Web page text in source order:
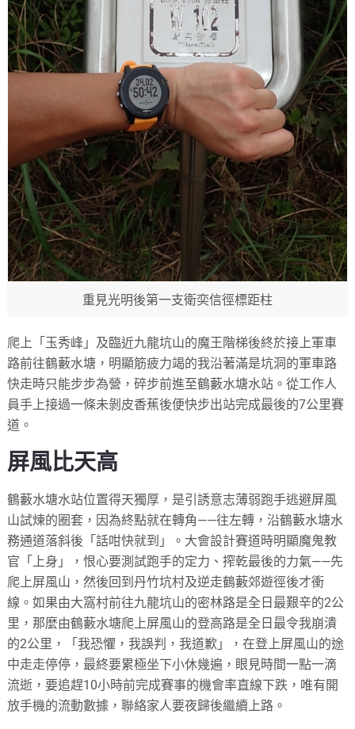
重見光明後第一支衛奕信徑標距柱
爬上「玉秀峰」及臨近九龍坑山的魔王階梯後終於接上軍車
路前往鶴藪水塘，明顯筋疲力竭的我沿著滿是坑洞的軍車路
快走時只能步步為營，碎步前進至鶴藪水塘水站。從工作人
員手上接過一條未剝皮香蕉後便快步出站完成最後的7公里賽
道。
屏風比天高
鶴藪水塘水站位置得天獨厚，是引誘意志薄弱跑手逃避屏風
山試煉的圈套，因為終點就在轉角——往左轉，沿鶴藪水塘水
務通道落斜後「話咁快就到」。大會設計賽道時明顯魔鬼教
官「上身」，恨心要測試跑手的定力、搾乾最後的力氣——先
爬上屏風山，然後回到丹竹坑村及逆走鶴藪郊遊徑後才衝
線。如果由大窩村前往九龍坑山的密林路是全日最艱辛的2公
里，那麼由鶴藪水塘爬上屏風山的登高路是全日最令我崩潰
的2公里，「我恐懼，我誤判，我道歉」，在登上屏風山的途
中走走停停，最終要累極坐下小休幾遍，眼見時間一點一滴
流逝，要追趕10小時前完成賽事的機會率直線下跌，唯有開
放手機的流動數據，聯絡家人要夜歸後繼續上路。